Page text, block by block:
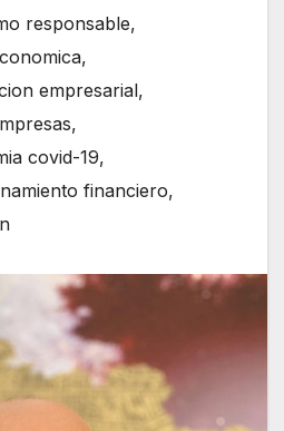
responsable,
,
empresarial,
,
covid-19,
financiero,